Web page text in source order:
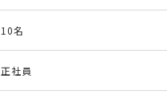
10名
正社員